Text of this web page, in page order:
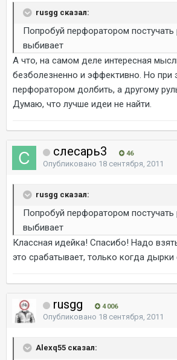
rusgg сказал:
Попробуй перфоратором постучать
выбивает
А что, на самом деле интересная
безболезненно и эффективно. Но при
перфоратором долбить, а другому
Думаю, что лучше идеи не найти.
слесарь3 46
Опубликовано 18 сентября, 2011
rusgg сказал:
Попробуй перфоратором постучать
выбивает
Классная идейка! Спасибо! Надо
это срабатывает, только когда
rusgg 4 006
Опубликовано 18 сентября, 2011
Alexq55 сказал: